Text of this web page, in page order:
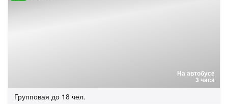
На автобусе
3 часа
Групповая до 18 чел.